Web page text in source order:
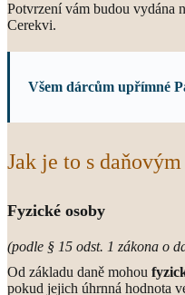
Potvrzení vám budou vydána
Cerekvi.
Všem dárcům upřímné
Jak je to s
Fyzické osoby
(podle § 15 odst. 1 zákona o
Od základu daně mohou
pokud jejich úhrnná hodnota